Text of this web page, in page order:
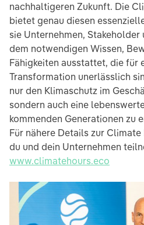
nachhaltigeren Zukunft. Die
bietet genau diesen
sie Unternehmen,
dem notwendigen Wissen,
Fähigkeiten ausstattet, die für
Transformation unerlässlich
nur den Klimaschutz im
sondern auch eine
kommenden Generationen zu
Für nähere Details zur
du und dein Unternehmen
www.climatehours.eco